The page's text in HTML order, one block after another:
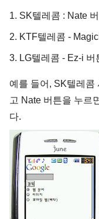
1. SK텔레콤 : Nate
2. KTF텔레콤 -
3. LG텔레콤 - Ez-i 버
예를 들어, SK텔레콤
고 Nate 버튼을 누르
다.